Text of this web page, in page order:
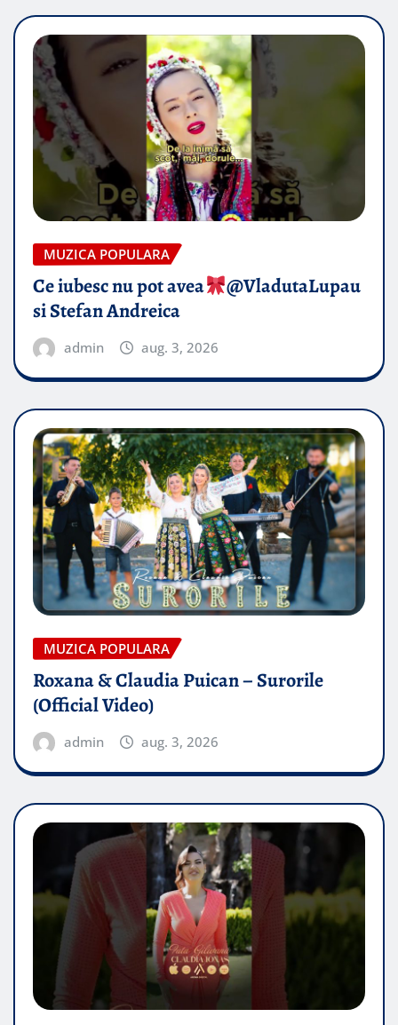
MUZICA POPULARA
Ce iubesc nu pot avea
​@VladutaLupau
si Stefan Andreica
admin aug. 3, 2026
MUZICA POPULARA
Roxana & Claudia Puican – Surorile
(Official Video)
admin aug. 3, 2026